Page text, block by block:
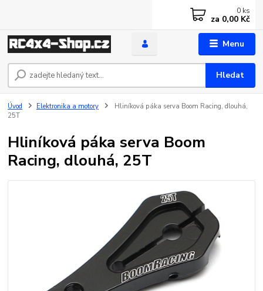
Menu
Hledat
0 ks
za 0,00 Kč
Úvod Elektronika a motory
Hliníková páka serva Boom Racing, dlouhá,
25T
Hliníková páka serva Boom
Racing, dlouhá, 25T